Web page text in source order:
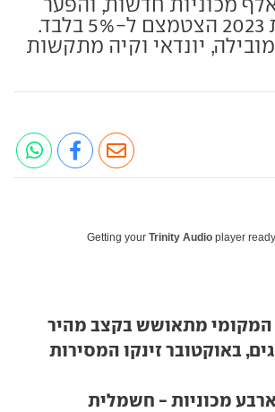
השנתי לעומת 2023 הצטמצם ל-5% בלבד.
מובילה, יונדאי וקיה מתקשות
Getting your Trinity Audio player
המקומי מתאושש בקצב מהיר
באוקטובר זינקו המסירות
מכוניות - חשמלית